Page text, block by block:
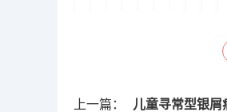
上一篇： 儿童寻常型银屑病不易复